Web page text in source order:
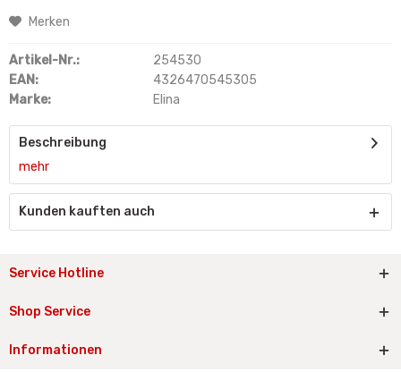
Merken
Artikel-Nr.:
254530
EAN:
4326470545305
Marke:
Elina
Beschreibung
mehr
Kunden kauften auch
Service Hotline
Shop Service
Informationen